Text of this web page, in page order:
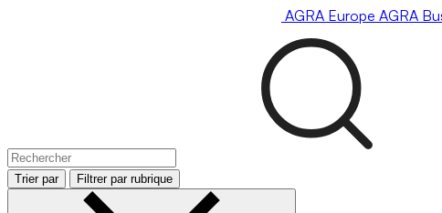
AGRA Europe AGRA
Trier par Filtrer par rubrique